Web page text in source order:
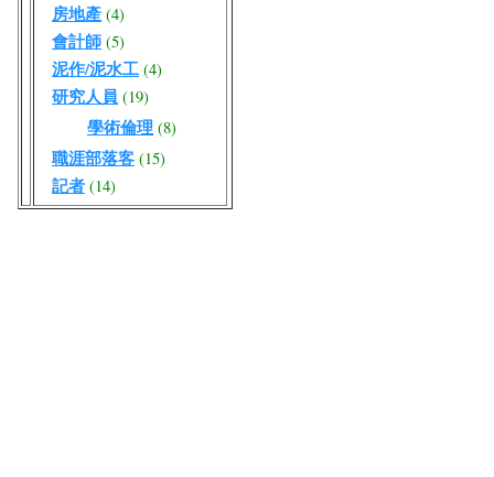
房地產 (4)
會計師 (5)
泥作/泥水工 (4)
研究人員 (19)
學術倫理 (8)
職涯部落客 (15)
記者 (14)